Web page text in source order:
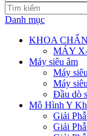
Danh mục
KHOA
MÁY
Máy siêu âm
Máy
Máy
Đầu dò
Mô Hình Y
Giải
Giải